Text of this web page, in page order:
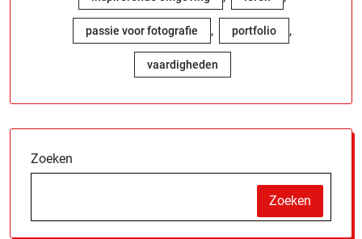
passie voor fotografie , portfolio ,
vaardigheden
Zoeken
Zoeken